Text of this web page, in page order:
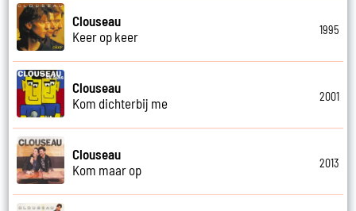
Clouseau
Keer op keer
1995
Clouseau
Kom dichterbij me
2001
Clouseau
Kom maar op
2013